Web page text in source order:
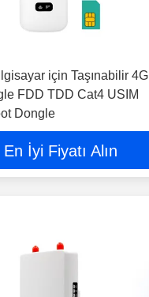
için Taşınabilir 4G
FDD TDD Cat4 USIM
Dongle
En İyi Fiyatı Alın